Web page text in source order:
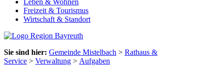
Leben & Wohnen
Freizeit & Tourismus
Wirtschaft & Standort
Sie sind hier: Gemeinde Mistelbach > Rathaus &
Service > Verwaltung > Aufgaben